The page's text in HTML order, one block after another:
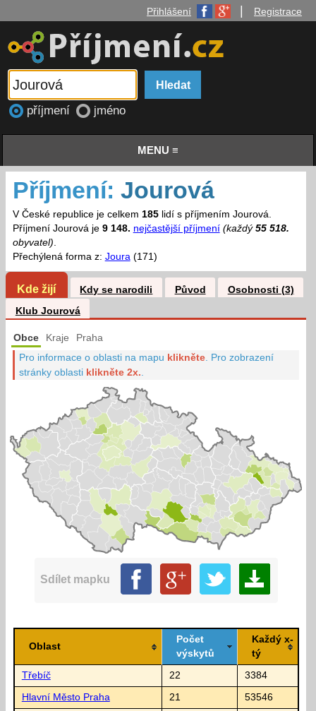
Přihlášení Registrace
příjmení jméno
MENU ≡
Příjmení: Jourová
V České republice je celkem 185lidí s příjmením Jourová.
Příjmení Jourová je 9 148. nejčastější příjmení (každý 55 518.
obyvatel).
Přechýlená forma z: Joura(171)
Kde žijí Kdy se narodili Původ
Osobnosti (3)
Klub Jourová
Obce Kraje Praha
Pro informace o oblasti na mapu klikněte Pro zobrazení
stránky oblasti klikněte 2x.
Sdílet mapku
Oblast
Počet
výskytů
Každý x-
tý
Třebíč 22 3384
Hlavní Město Praha 21 53546